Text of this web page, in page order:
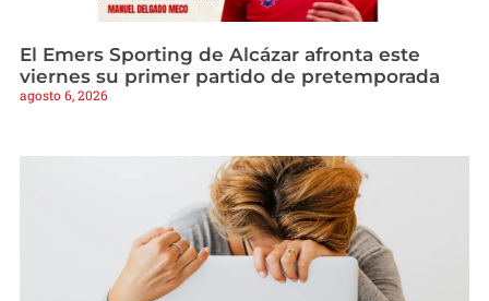
El Emers Sporting de Alcázar afronta este
viernes su primer partido de pretemporada
agosto 6, 2026